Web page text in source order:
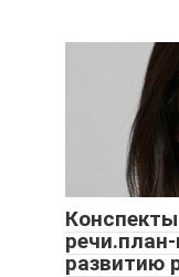
развитию